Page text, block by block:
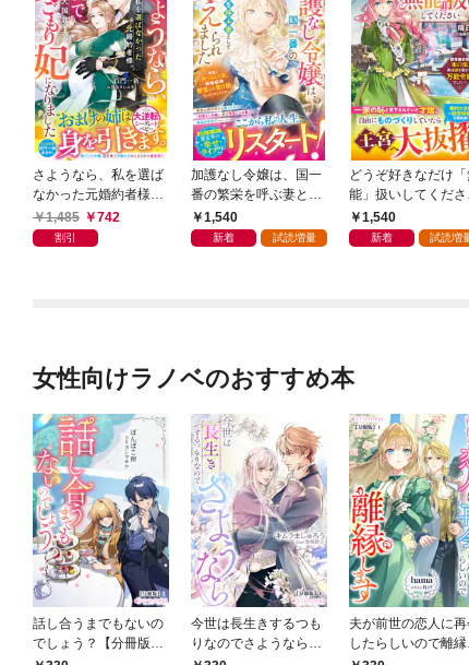
さようなら、私を選ば
なかった元婚約者様。
一夜で大国君主の身ご
もり妃になりました
1,485 742
割引
加護なし令嬢は、国一
番の繁栄を呼ぶ妻とし
て迎えられました～無
能と捨てられた私、ど
1,540
新着 試読増量
どうぞ好きなだけ
能」扱いしてくださ
～屋根裏部屋の本の
虫、実は国を動かす
1,540
新着 試読増
女性向けラノベのおすすめ本
話し合うまでもないの
でしょう？【分冊版】
今世は長生きするつも
りなのでさようなら
夫が前世の恋人に再
したらしいので離縁